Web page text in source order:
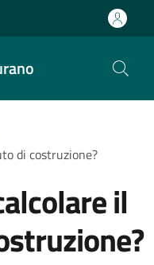
di costruzione?
il